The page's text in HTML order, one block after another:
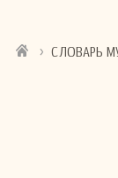
› СЛОВАРЬ